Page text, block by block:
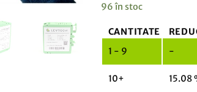
96 în stoc
CANTITATE
1 - 9
-
10+ 15.08